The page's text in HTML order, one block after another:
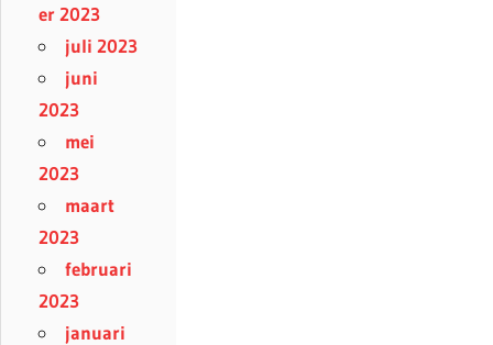
er 2023
juli 2023
juni
2023
mei
2023
maart
2023
februari
2023
januari